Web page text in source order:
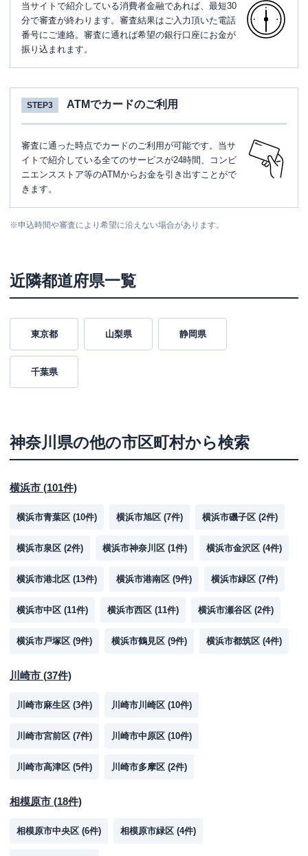
当サイトで紹介している消費者金融であれば、最短30
分で審査が終わります。審査結果はご入力頂いた電話
番号にご連絡。審査に通れば希望の銀行口座にお金が
振り込まれます。
STEP3 ATMでカードのご利用
審査に通った時点でカードのご利用が可能です。当サ
イトで紹介している全てのサービスが24時間、コンビ
ニエンスストア等のATMからお金を引き出すことがで
きます。
※申込時間や審査により希望に沿えない場合があります。
近隣都道府県一覧
東京都 山梨県 静岡県
千葉県
神奈川県の他の市区町村から検索
横浜市 (101件)
横浜市青葉区 (10件) 横浜市旭区 (7件) 横浜市磯子区 (2件)
横浜市泉区 (2件) 横浜市神奈川区 (1件) 横浜市金沢区 (4件)
横浜市港北区 (13件) 横浜市港南区 (9件) 横浜市緑区 (7件)
横浜市中区 (11件) 横浜市西区 (11件) 横浜市瀬谷区 (2件)
横浜市戸塚区 (9件) 横浜市鶴見区 (9件) 横浜市都筑区 (4件)
川崎市 (37件)
川崎市麻生区 (3件) 川崎市川崎区 (10件)
川崎市宮前区 (7件) 川崎市中原区 (10件)
川崎市高津区 (5件) 川崎市多摩区 (2件)
相模原市 (18件)
相模原市中央区 (6件) 相模原市緑区 (4件)